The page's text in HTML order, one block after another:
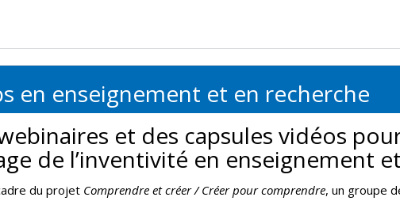
en enseignement et en recherche
et des capsules vidéos
de l’inventivité en enseignement
du projet Comprendre et créer / Créer pour comprendre, un groupe